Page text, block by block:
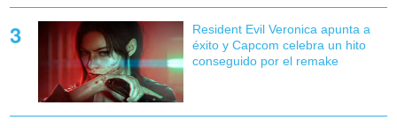
Resident Evil Veronica apunta a
éxito y Capcom celebra un hito
conseguido por el remake